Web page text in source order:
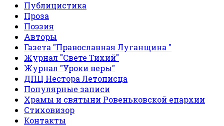
Публицистика
Проза
Поэзия
Авторы
Газета "Православная Луганщина "
Журнал "Свете Тихий"
Журнал "Уроки веры"
ДПЦ Нестора Летописца
Популярные записи
Храмы и святыни Ровеньковской епархии
Стиховизор
Контакты